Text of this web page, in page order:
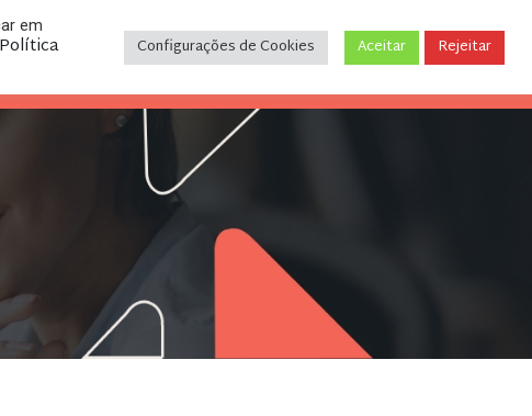
CONTATO (31) 3243-9035
em
Política Configurações de Cookies Aceitar Rejeitar